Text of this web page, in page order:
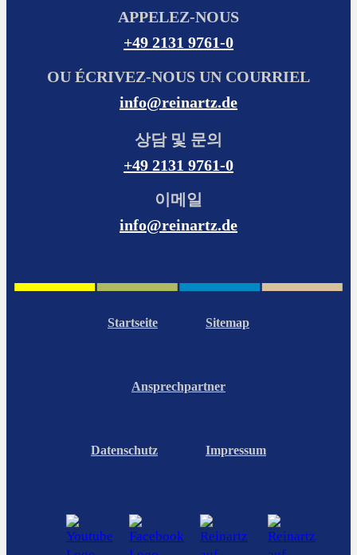
APPELEZ-NOUS
+49 2131 9761-0
OU ÉCRIVEZ-NOUS UN COURRIEL
info@reinartz.de
상담 및 문의
+49 2131 9761-0
이메일
info@reinartz.de
Startseite Sitemap
Ansprechpartner
Datenschutz Impressum